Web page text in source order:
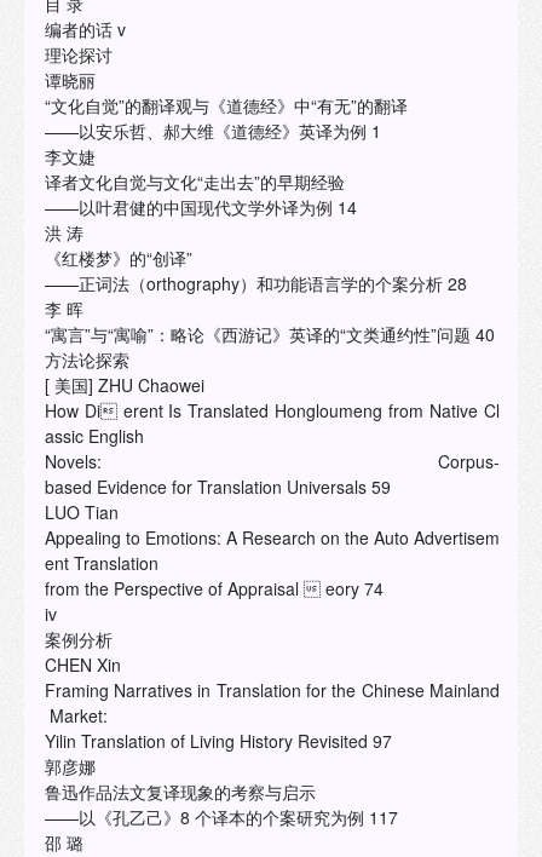
编者的话 v
理论探讨
谭晓丽
“文化自觉”的翻译观与《道德经》中“有无”的翻译
——以安乐哲、郝大维《道德经》英译为例 1
李文婕
译者文化自觉与文化“走出去”的早期经验
——以叶君健的中国现代文学外译为例 14
洪 涛
《红楼梦》的“创译”
——正词法（orthography）和功能语言学的个案分析 28
李 晖
“寓言”与“寓喻”：略论《西游记》英译的“文类通约性”问题 40
方法论探索
[ 美国] ZHU Chaowei
How Di erent Is Translated Hongloumeng from Native Cl
assic English
Novels: Corpus-
based Evidence for Translation Universals 59
LUO Tian
Appealing to Emotions: A Research on the Auto Advertisem
ent Translation
from the Perspective of Appraisal  eory 74
iv
案例分析
CHEN Xin
Framing Narratives in Translation for the Chinese Mainland
Market:
Yilin Translation of Living History Revisited 97
郭彦娜
鲁迅作品法文复译现象的考察与启示
——以《孔乙己》8 个译本的个案研究为例 117
邵 璐